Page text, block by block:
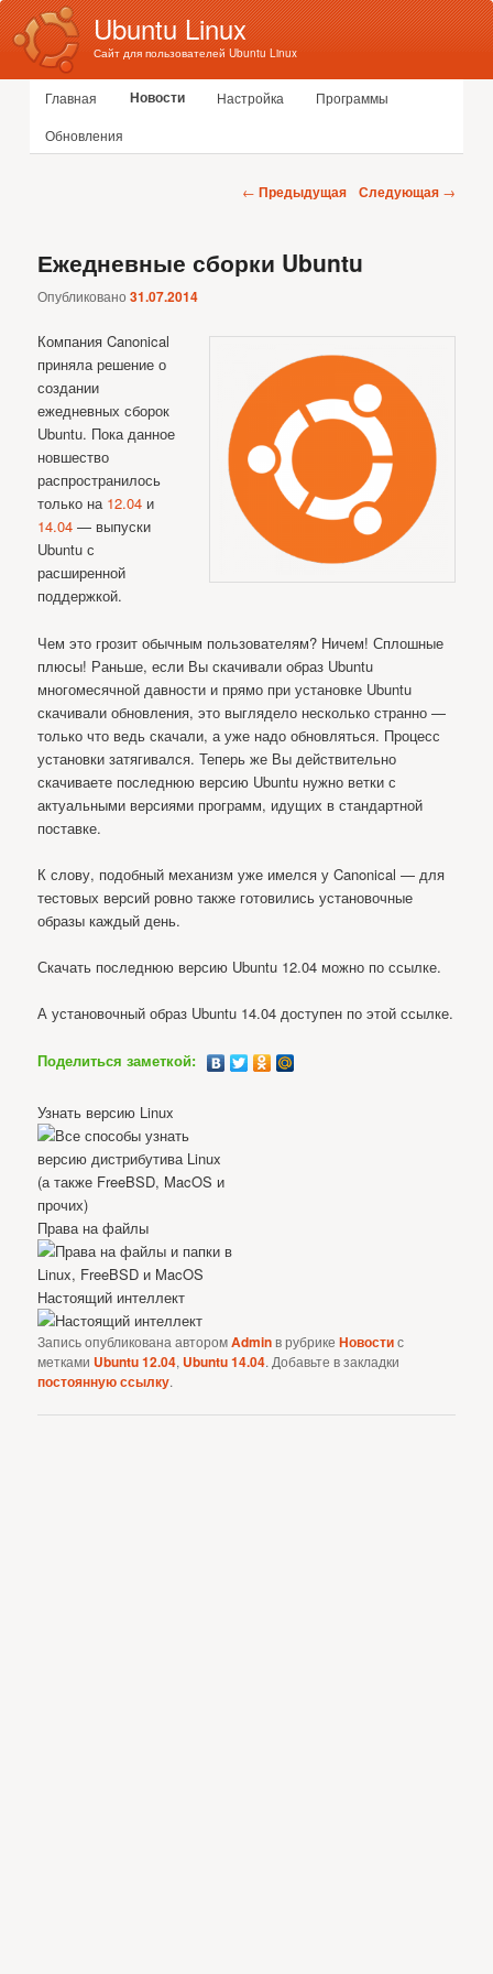
Ubuntu Linux
Сайт для пользователей Ubuntu Linux
Главное меню
Перейти к основному содержимому
Перейти к дополнительному содержимому
Главная Новости Настройка
Программы
Обновления
Навигация по записям
← Предыдущая Следующая →
Ежедневные сборки Ubuntu
Опубликовано 31.07.2014
Компания Canonical
приняла решение о
создании
ежедневных сборок
Ubuntu. Пока данное
новшество
распространилось
только на 12.04 и
14.04 — выпуски
Ubuntu с
расширенной
поддержкой.
Чем это грозит обычным пользователям? Ничем! Сплошные
плюсы! Раньше, если Вы скачивали образ Ubuntu
многомесячной давности и прямо при установке Ubuntu
скачивали обновления, это выглядело несколько странно —
только что ведь скачали, а уже надо обновляться. Процесс
установки затягивался. Теперь же Вы действительно
скачиваете последнюю версию Ubuntu нужно ветки с
актуальными версиями программ, идущих в стандартной
поставке.
К слову, подобный механизм уже имелся у Canonical — для
тестовых версий ровно также готовились установочные
образы каждый день.
Скачать последнюю версию Ubuntu 12.04 можно по ссылке.
А установочный образ Ubuntu 14.04 доступен по этой ссылке.
Поделиться заметкой:
Узнать версию Linux
Права на файлы
Настоящий интеллект
Запись опубликована авторомAdminв рубрикеНовостис
метками Ubuntu 12.04, Ubuntu 14.04. Добавьте в закладки
постоянную ссылку.